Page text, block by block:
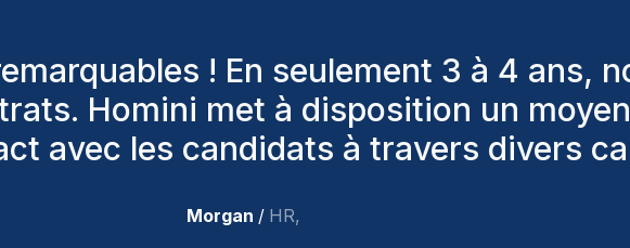
ont toujours pris en considération
bons candidats. Ceux que nous
nous, et personnellement, je suis très